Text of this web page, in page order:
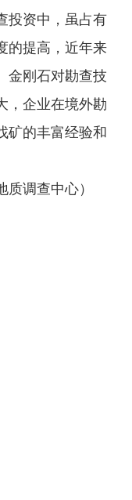
资中，虽占有
的提高，近年来
金刚石对勘查技
，企业在境外勘
矿的丰富经验和
调查中心）